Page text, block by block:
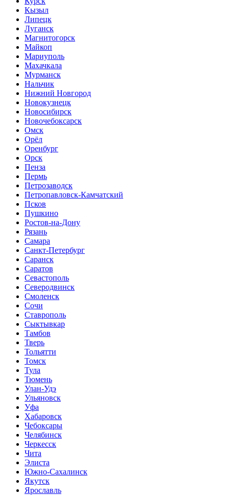
Кызыл
Липецк
Луганск
Магнитогорск
Майкоп
Мариуполь
Махачкала
Мурманск
Нальчик
Нижний Новгород
Новокузнецк
Новосибирск
Новочебоксарск
Омск
Орёл
Оренбург
Орск
Пенза
Пермь
Петрозаводск
Петропавловск-Камчатский
Псков
Пушкино
Ростов-на-Дону
Рязань
Самара
Санкт-Петербург
Саранск
Саратов
Севастополь
Северодвинск
Смоленск
Сочи
Ставрополь
Сыктывкар
Тамбов
Тверь
Тольятти
Томск
Тула
Тюмень
Улан-Удэ
Ульяновск
Уфа
Хабаровск
Чебоксары
Челябинск
Черкесск
Чита
Элиста
Южно-Сахалинск
Якутск
Ярославль